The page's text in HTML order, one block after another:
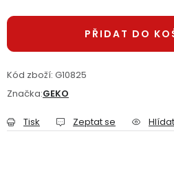
Reklamační formulář
Obchodní podmínky
PŘIDAT DO
Kód zboží: G10825
Značka:GEKO
Tisk Zeptat se Hlídat